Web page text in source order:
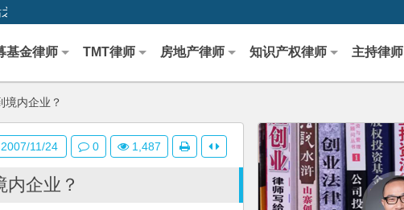
一
基金律师 TMT律师 房地产律师 知识产权律师 主持律师
境内企业？
企业？
2007/11/24 0 1,487